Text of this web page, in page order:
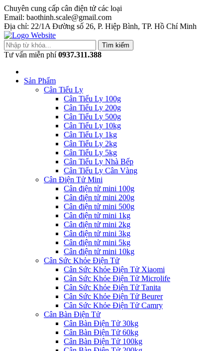
Chuyên cung cấp cân điện tử các loại
Email: baothinh.scale@gmail.com
Địa chỉ: 22/1A Đường số 26, P. Hiệp Bình, TP. Hồ Chí Minh
Tìm kiếm
Tư vấn miễn phí 0937.311.388
Sản Phẩm
Cân Tiểu Ly
Cân Tiểu Ly 100g
Cân Tiểu Ly 200g
Cân Tiểu Ly 500g
Cân Tiểu Ly 10kg
Cân Tiểu Ly 1kg
Cân Tiểu Ly 2kg
Cân Tiểu Ly 5kg
Cân Tiểu Ly Nhà Bếp
Cân Tiểu Ly Cân Vàng
Cân Điện Tử Mini
Cân điện tử mini 100g
Cân điện tử mini 200g
Cân điện tử mini 500g
Cân điện tử mini 1kg
Cân điện tử mini 2kg
Cân điện tử mini 3kg
Cân điện tử mini 5kg
Cân điện tử mini 10kg
Cân Sức Khỏe Điện Tử
Cân Sức Khỏe Điện Tử Xiaomi
Cân Sức Khỏe Điện Tử Microlife
Cân Sức Khỏe Điện Tử Tanita
Cân Sức Khỏe Điện Tử Beurer
Cân Sức Khỏe Điện Tử Camry
Cân Bàn Điện Tử
Cân Bàn Điện Tử 30kg
Cân Bàn Điện Tử 60kg
Cân Bàn Điện Tử 100kg